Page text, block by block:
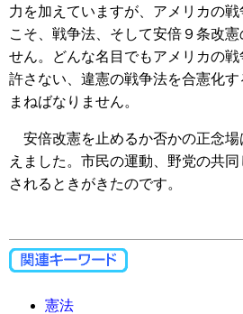
力を加えていますが、アメリカの
こそ、戦争法、そして安倍９条改
せん。どんな名目でもアメリカの
許さない、違憲の戦争法を合憲化
まねばなりません。
安倍改憲を止めるか否かの正念場
えました。市民の運動、野党の共
されるときがきたのです。
憲法